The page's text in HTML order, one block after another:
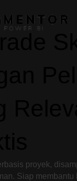
proyek,
Siap